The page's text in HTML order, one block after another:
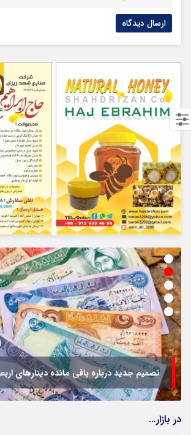
تصمیم جدید درباره باقی مانده دینارهای
در بازار…